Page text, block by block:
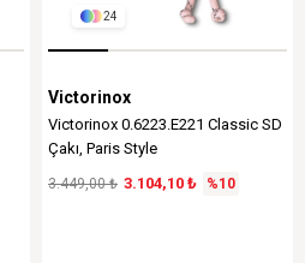
24
Victorinox
Victorinox 0.6223.E221 Classic SD
Çakı, Paris Style
3.104,10 ₺
3.449,00 ₺ %10